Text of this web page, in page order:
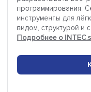
программирования.
инструменты для
видом, структурой и
Подробнее о